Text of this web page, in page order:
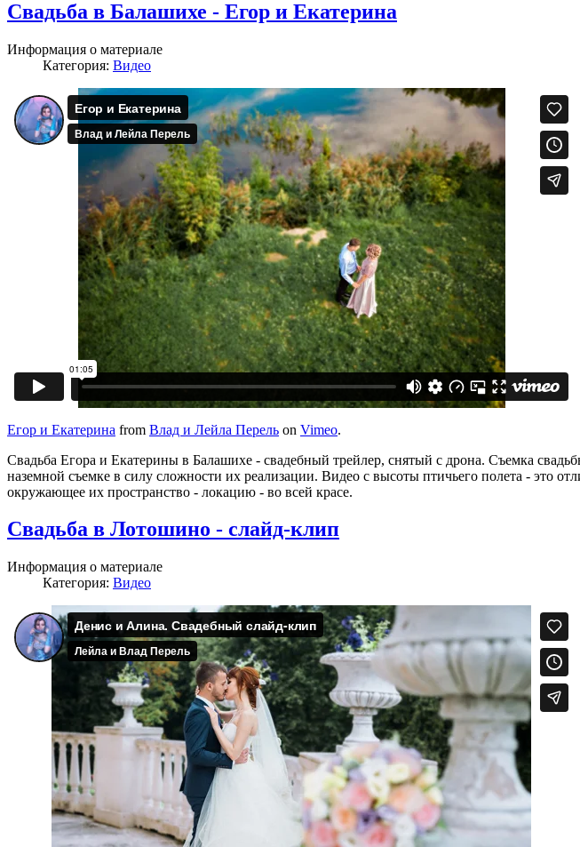
Свадьба в Балашихе - Егор и Екатерина
Информация о материале
Категория: Видео
Егор и Екатерина from Влад и Лейла Перель on Vimeo.
Свадьба Егора и Екатерины в Балашихе - свадебный трейлер, снятый с дрона. Съемка
наземной съемке в силу сложности их реализации. Видео с высоты птичьего полета - это
окружающее их пространство - локацию - во всей красе.
Свадьба в Лотошино - слайд-клип
Информация о материале
Категория: Видео